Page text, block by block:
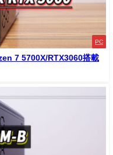
PC
7 5700X/RTX3060搭載